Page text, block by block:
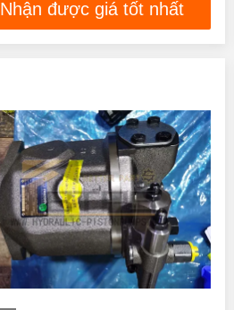
Nhận được giá tốt nhất